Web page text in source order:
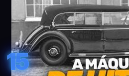
15